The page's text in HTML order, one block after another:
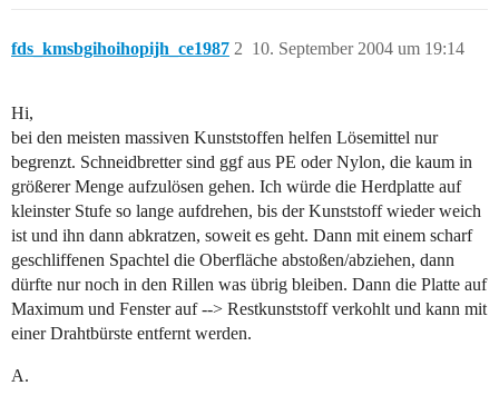
fds_kmsbgihoihopijh_ce1987 10. September 2004 um 19:14
2
Hi,
bei den meisten massiven Kunststoffen helfen Lösemittel nur
begrenzt. Schneidbretter sind ggf aus PE oder Nylon, die kaum in
größerer Menge aufzulösen gehen. Ich würde die Herdplatte auf
kleinster Stufe so lange aufdrehen, bis der Kunststoff wieder weich
ist und ihn dann abkratzen, soweit es geht. Dann mit einem scharf
geschliffenen Spachtel die Oberfläche abstoßen/abziehen, dann
dürfte nur noch in den Rillen was übrig bleiben. Dann die Platte auf
Maximum und Fenster auf --> Restkunststoff verkohlt und kann mit
einer Drahtbürste entfernt werden.
A.